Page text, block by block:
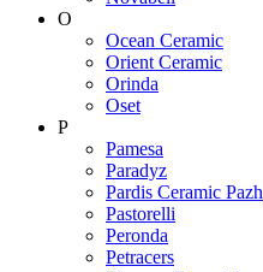
O
Ocean Ceramic
Orient Ceramic
Orinda
Oset
P
Pamesa
Paradyz
Pardis Ceramic Pazh
Pastorelli
Peronda
Petracers